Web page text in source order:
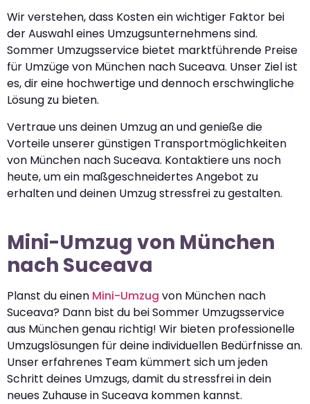
Wir verstehen, dass Kosten ein wichtiger Faktor bei
der Auswahl eines Umzugsunternehmens sind.
Sommer Umzugsservice bietet marktführende Preise
für Umzüge von München nach Suceava. Unser Ziel ist
es, dir eine hochwertige und dennoch erschwingliche
Lösung zu bieten.
Vertraue uns deinen Umzug an und genieße die
Vorteile unserer günstigen Transportmöglichkeiten
von München nach Suceava. Kontaktiere uns noch
heute, um ein maßgeschneidertes Angebot zu
erhalten und deinen Umzug stressfrei zu gestalten.
Mini-Umzug von München
nach Suceava
Planst du einen Mini-Umzug von München nach
Suceava? Dann bist du bei Sommer Umzugsservice
aus München genau richtig! Wir bieten professionelle
Umzugslösungen für deine individuellen Bedürfnisse an.
Unser erfahrenes Team kümmert sich um jeden
Schritt deines Umzugs, damit du stressfrei in dein
neues Zuhause in Suceava kommen kannst.